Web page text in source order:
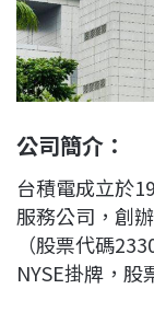
公司簡介：
台積電成立於
服務公司，創
（股票代碼
NYSE掛牌，股